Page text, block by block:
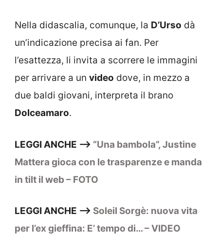
Nella didascalia, comunque, la D’Urso dà
un’indicazione precisa ai fan. Per
l’esattezza, li invita a scorrere le immagini
per arrivare a un video dove, in mezzo a
due baldi giovani, interpreta il brano
Dolceamaro.
LEGGI ANCHE –> “Una bambola”, Justine
Mattera gioca con le trasparenze e manda
in tilt il web – FOTO
LEGGI ANCHE –> Soleil Sorgè: nuova vita
per l’ex gieffina: E’ tempo di… – VIDEO